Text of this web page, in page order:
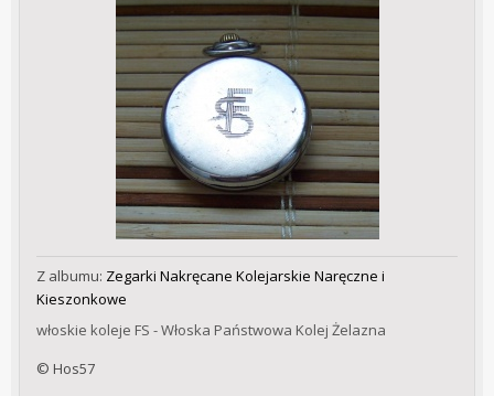
Z albumu: Zegarki Nakręcane Kolejarskie Naręczne i
Kieszonkowe
włoskie koleje FS - Włoska Państwowa Kolej Żelazna
© Hos57